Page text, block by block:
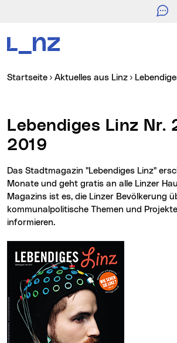
Sie sind hier:
Startseite Aktuelles aus Linz
Lebendiges Linz Nr. 236, Juni
2019
Das Stadtmagazin "Lebendiges Linz" erscheint alle drei
Monate und geht gratis an alle Linzer
Magazins ist es, die Linzer Bevölkerung
kommunalpolitische Themen und
informieren.